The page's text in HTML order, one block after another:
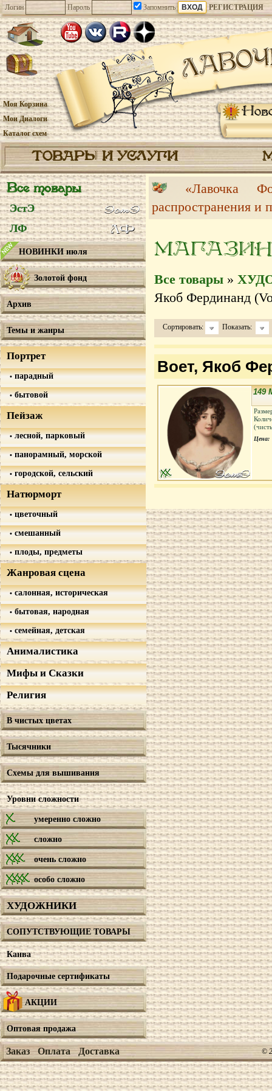
Логин Пароль Запомнить РЕГИСТРАЦИЯ
Моя Корзина
Мои Диалоги
Каталог схем
ТОВАРЫ И УСЛУГИ
Все товары
ЭстЭ
ЛФ
НОВИНКИ июля
Золотой фонд
Архив
Темы и жанры
Портрет
парадный
бытовой
Пейзаж
лесной, парковый
панорамный, морской
городской, сельский
Натюрморт
цветочный
смешанный
плоды, предметы
Жанровая сцена
салонная, историческая
бытовая, народная
семейная, детская
Анималистика
Мифы и Сказки
Религия
В чистых цветах
Тысячники
Схемы для вышивания
Уровни сложности
умеренно сложно
сложно
очень сложно
особо сложно
ХУДОЖНИКИ
СОПУТСТВУЮЩИЕ ТОВАРЫ
Канва
Подарочные сертификаты
АКЦИИ
Оптовая продажа
«Лавочка
распространения и
МАГАЗИН
Все товары »
Якоб Фердинанд
Сортировать: Показать:
Воет, Якоб
149
Цена:
Заказ Оплата Доставка ©